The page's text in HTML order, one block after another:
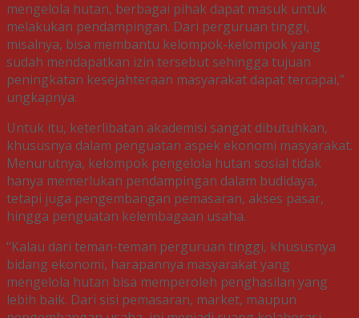
mengelola hutan, berbagai pihak dapat masuk untuk
melakukan pendampingan. Dari perguruan tinggi,
misalnya, bisa membantu kelompok-kelompok yang
sudah mendapatkan izin tersebut sehingga tujuan
peningkatan kesejahteraan masyarakat dapat tercapai,”
ungkapnya.
Untuk itu, keterlibatan akademisi sangat dibutuhkan,
khususnya dalam penguatan aspek ekonomi masyarakat.
Menurutnya, kelompok pengelola hutan sosial tidak
hanya memerlukan pendampingan dalam budidaya,
tetapi juga pengembangan pemasaran, akses pasar,
hingga penguatan kelembagaan usaha.
“Kalau dari teman-teman perguruan tinggi, khususnya
bidang ekonomi, harapannya masyarakat yang
mengelola hutan bisa memperoleh penghasilan yang
lebih baik. Dari sisi pemasaran, market, maupun